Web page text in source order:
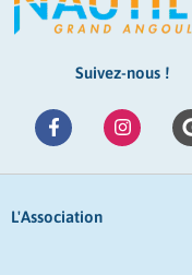
Suivez-nous !
L'Association